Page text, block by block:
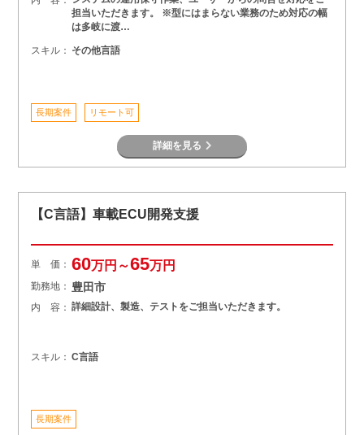
担当いただきます。 ※型にはまらない業務のため対応の幅
は多岐に渡…
スキル： その他言語
長期案件 リモート可
詳細を見る
【C言語】車載ECU開発支援
単 価： 60万円～65万円
勤務地： 豊田市
内 容： 詳細設計、製造、テストをご担当いただきます。
スキル： C言語
長期案件